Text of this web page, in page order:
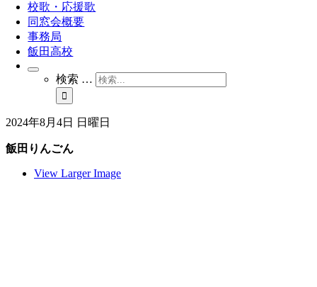
校歌・応援歌
同窓会概要
事務局
飯田高校
検索 …
2024年8月4日 日曜日
飯田りんごん
View Larger Image